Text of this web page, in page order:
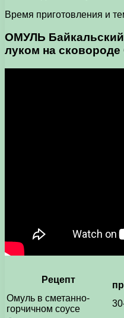
Время приготовления и
ОМУЛЬ Байкальский
луком на
Рецепт
Омуль в сметанно-
горчичном соусе